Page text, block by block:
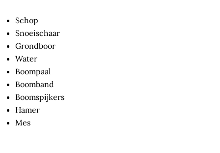
Schop
Snoeischaar
Grondboor
Water
Boompaal
Boomband
Boomspijkers
Hamer
Mes